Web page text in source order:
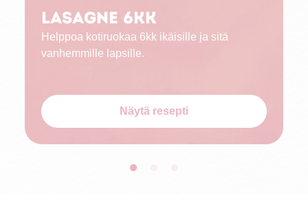
Lasagne 6kk
Helppoa kotiruokaa 6kk ikäisille ja sitä
vanhemmille lapsille.
Näytä resepti